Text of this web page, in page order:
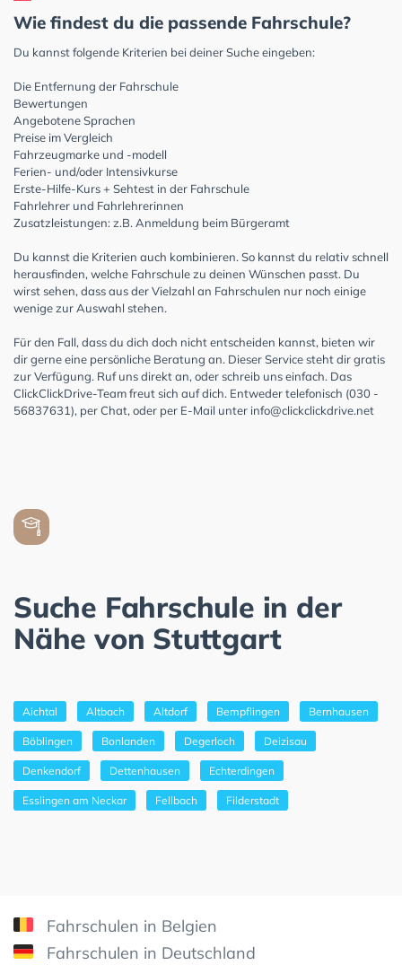
Wie findest du die passende Fahrschule?
Du kannst folgende Kriterien bei deiner Suche eingeben:
Die Entfernung der Fahrschule
Bewertungen
Angebotene Sprachen
Preise im Vergleich
Fahrzeugmarke und -modell
Ferien- und/oder Intensivkurse
Erste-Hilfe-Kurs + Sehtest in der Fahrschule
Fahrlehrer und Fahrlehrerinnen
Zusatzleistungen: z.B. Anmeldung beim Bürgeramt
Du kannst die Kriterien auch kombinieren. So kannst du relativ schnell
herausfinden, welche Fahrschule zu deinen Wünschen passt. Du
wirst sehen, dass aus der Vielzahl an Fahrschulen nur noch einige
wenige zur Auswahl stehen.
Für den Fall, dass du dich doch nicht entscheiden kannst, bieten wir
dir gerne eine persönliche Beratung an. Dieser Service steht dir gratis
zur Verfügung. Ruf uns direkt an, oder schreib uns einfach. Das
ClickClickDrive-Team freut sich auf dich. Entweder telefonisch (030 -
56837631), per Chat, oder per E-Mail unter info@clickclickdrive.net
Suche Fahrschule in der
Nähe von Stuttgart
Aichtal Altbach Altdorf Bempflingen Bernhausen
Böblingen Bonlanden Degerloch Deizisau
Denkendorf Dettenhausen Echterdingen
Esslingen am Neckar Fellbach Filderstadt
Fahrschulen in Belgien
Fahrschulen in Deutschland